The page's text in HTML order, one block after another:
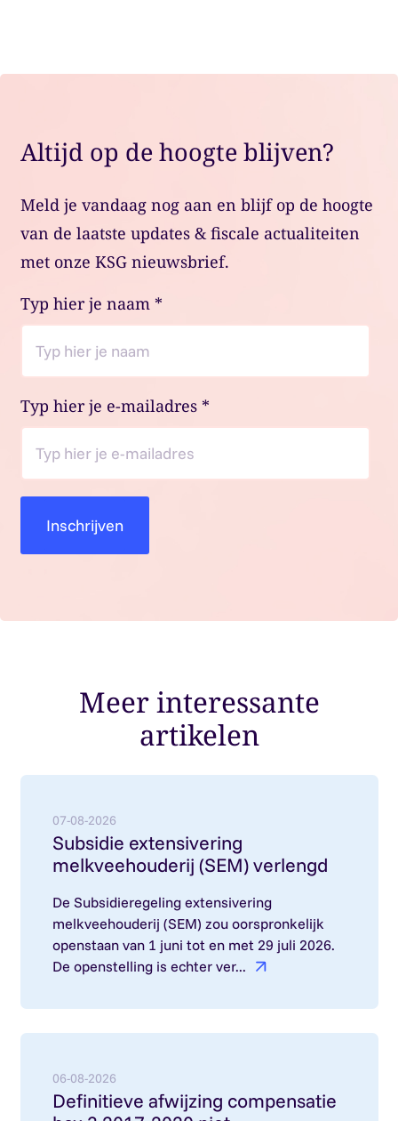
Altijd op de hoogte blijven?
Meld je vandaag nog aan en blijf op de hoogte
van de laatste updates & fiscale actualiteiten
met onze KSG nieuwsbrief.
Typ hier je naam *
Typ hier je e-mailadres *
Meer interessante
artikelen
Lees meer over: Subsidie extensivering
07-08-2026
Subsidie extensivering
melkveehouderij (SEM) verlengd
De Subsidieregeling extensivering
melkveehouderij (SEM) zou oorspronkelijk
openstaan van 1 juni tot en met 29 juli 2026.
De openstelling is echter ver...
Lees meer over: Definitieve afwijzing
06-08-2026
Definitieve afwijzing compensatie